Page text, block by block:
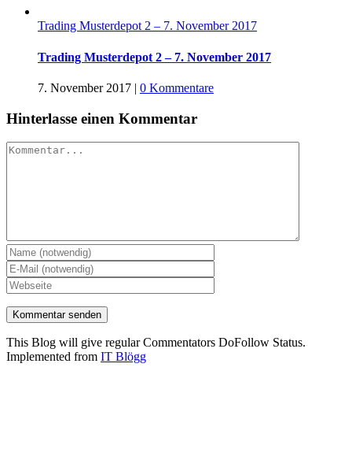
Trading Musterdepot 2 – 7. November 2017
Trading Musterdepot 2 – 7. November 2017
7. November 2017 | 0 Kommentare
Hinterlasse einen Kommentar
Kommentar
This Blog will give regular Commentators DoFollow Status.
Implemented from IT Blögg